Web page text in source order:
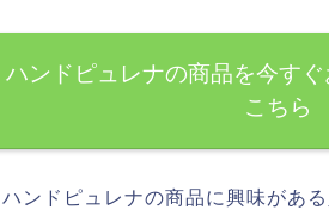
ハンドピュレナの商品を今す
こちら
ンドピュレナの商品に興味があ